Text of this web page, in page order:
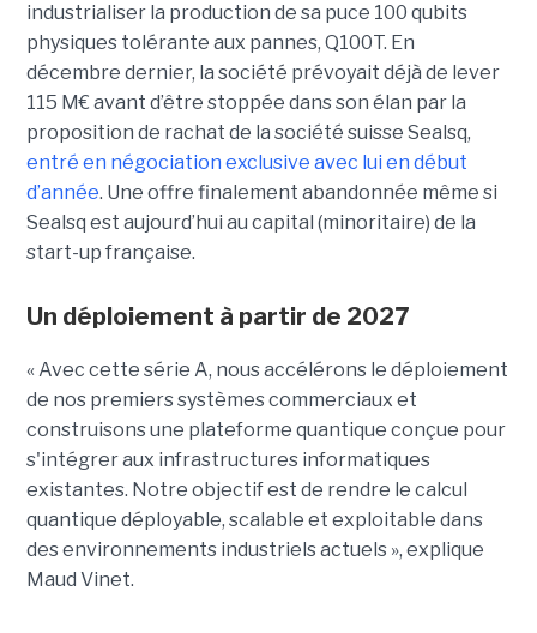
industrialiser la production de sa puce 100 qubits
physiques tolérante aux pannes, Q100T. En
décembre dernier, la société prévoyait déjà de lever
115 M€ avant d’être stoppée dans son élan par la
proposition de rachat de la société suisse Sealsq,
entré en négociation exclusive avec lui en début
d’année. Une offre finalement abandonnée même si
Sealsq est aujourd’hui au capital (minoritaire) de la
start-up française.
Un déploiement à partir de 2027
« Avec cette série A, nous accélérons le déploiement
de nos premiers systèmes commerciaux et
construisons une plateforme quantique conçue pour
s'intégrer aux infrastructures informatiques
existantes. Notre objectif est de rendre le calcul
quantique déployable, scalable et exploitable dans
des environnements industriels actuels », explique
Maud Vinet.